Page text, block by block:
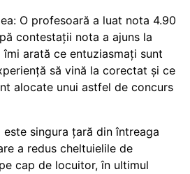
O profesoară a luat nota 4.90
contestații nota a ajuns la
arată ce entuziasmați sunt
să vină la corectat și ce
alocate unui astfel de concurs
este singura țară din întreaga
a redus cheltuielile de
cap de locuitor, în ultimul